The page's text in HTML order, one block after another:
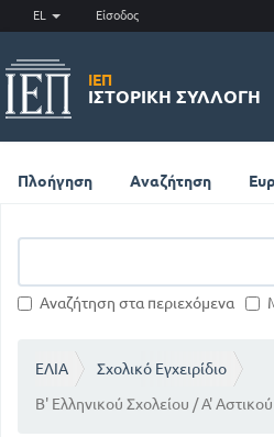
EL Είσοδος
ΙΕΠ
ΙΣΤΟΡΙΚΉ ΣΥΛΛΟΓΉ
Πλοήγηση Αναζήτηση
Αναζήτηση στα περιεχόμενα
ΕΛΙΑ
Σχολικό Εγχειρίδιο
Β' Ελληνικού Σχολείου / Α'